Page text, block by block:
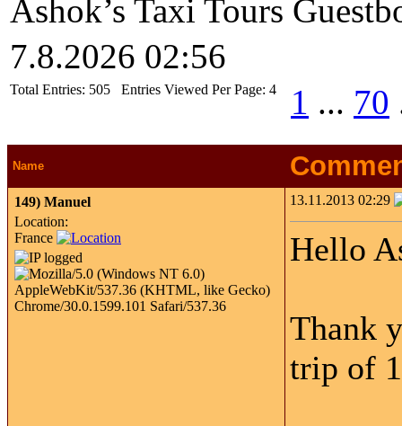
Ashok’s Taxi Tours
7.8.2026 02:56
Total Entries: 505 Entries Viewed Per Page: 4 1 ... 70
Name
149) Manuel
Location:
France
13.11.2013 02:29
Hello
Thank
trip of